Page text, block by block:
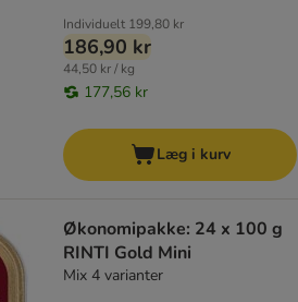
Individuelt 199,80 kr
186,90 kr
44,50 kr / kg
177,56 kr
Læg i kurv
Økonomipakke: 24 x 100 g
RINTI Gold Mini
Mix 4 varianter